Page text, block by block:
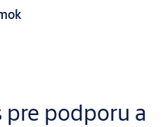
podporu a